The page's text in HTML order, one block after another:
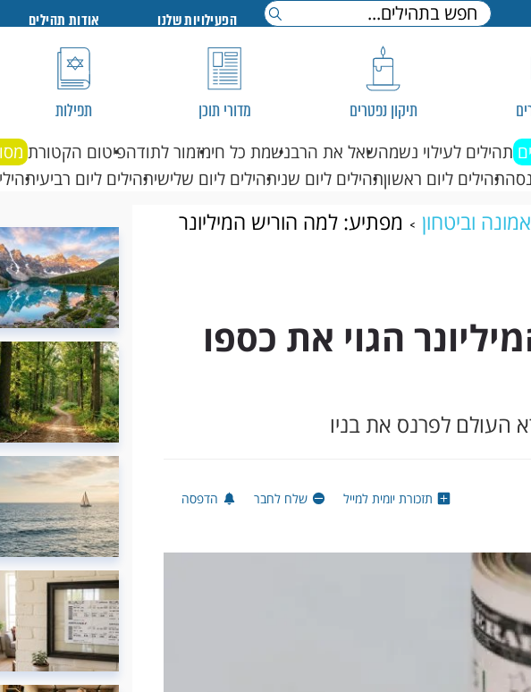
הפעילויות שלנו אודות תהילים
תיקון נפטרים מדורי תוכן תפילות
תהילים לעילוי נשמהשאל את הרבנשמת כל חימזמור לתודהפיטום הקטורת
תהילים ליום ראשוןתהילים ליום שניתהילים ליום שלישיתהילים ליום רביעי
אמונה וביטחון
מפתיע: למה הוריש המיליונר
הגוי את כספו
העולם לפרנס את בניו
תזכורת יומית למייל שלח לחבר הדפסה